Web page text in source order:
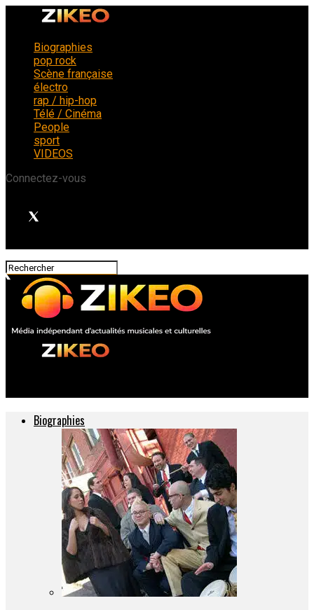
Biographies
pop rock
Scène française
électro
rap / hip-hop
Télé / Cinéma
People
sport
VIDEOS
Connectez-vous
Biographies